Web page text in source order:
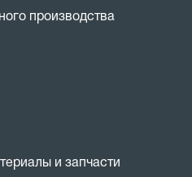
производства
и запчасти